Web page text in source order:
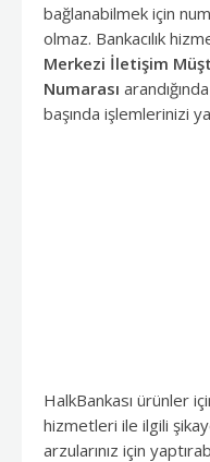
bağlanabilmek için
olmaz. Bankacılık
Merkezi İletişim
Numarası
başında işlemlerinizi
HalkBankası ürünler
hizmetleri ile ilgili
arzularınız için